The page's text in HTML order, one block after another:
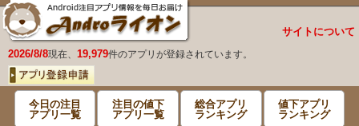
サイトについて
2026/8/8現在、 19,979件のアプリが登録されています。
今日の注目
アプリ一覧
注目の値下
アプリ一覧
総合アプリ
ランキング
値下アプリ
ランキング